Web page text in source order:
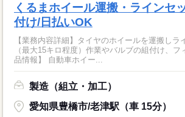
くるまホイール運搬・ラインセ
付け/日払いOK
【業務内容詳細】タイヤのホイールを運搬しラ
（最大15キロ程度）作業やバルブの組付け、フ
品情報】 自動車ホイー...
製造（組立・加工）
愛知県豊橋市/老津駅（車 15分）